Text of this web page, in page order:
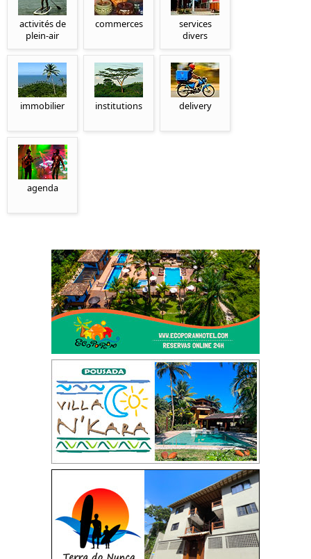
activités de
plein-air
commerces
services
divers
immobilier institutions delivery
agenda